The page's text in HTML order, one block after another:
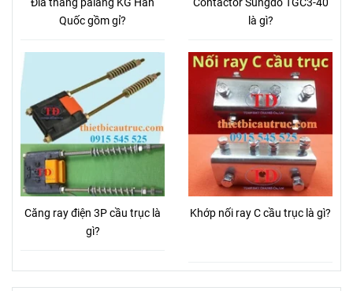
Quốc gồm gỉ?
là gì?
Căng ray điện 3P cầu trục là
gì?
Khớp nối ray C cầu trục là gì?